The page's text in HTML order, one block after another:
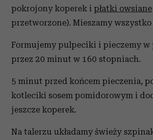
pokrojony koperek i płatki owsiane
przetworzone). Mieszamy wszystko
Formujemy pulpeciki i pieczemy
przez 20 minut w 160 stopniach.
5 minut przed końcem pieczenia,
kotleciki sosem pomidorowym i
jeszcze koperek.
Na talerzu układamy świeży